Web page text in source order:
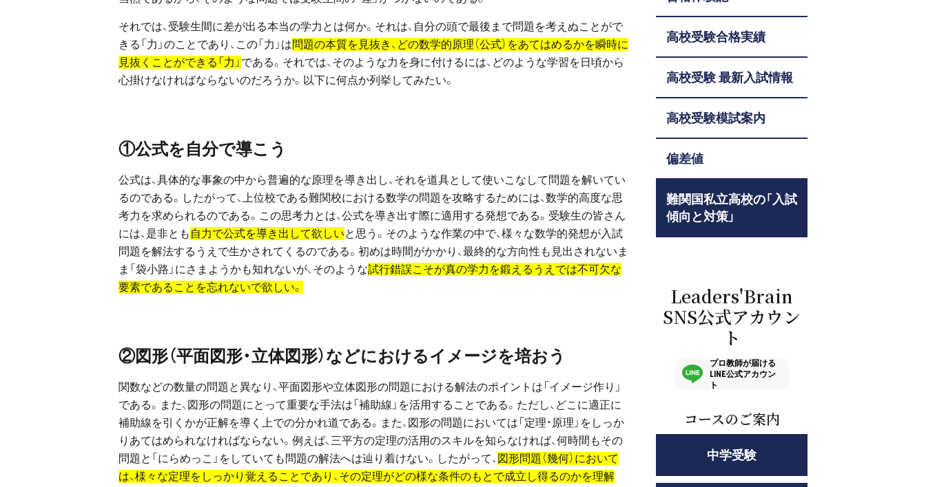
それでは、受験生間に差が出る本当の学力とは何か。それは、自分の頭で最後まで問題を考えぬことがで
きる「力」のことであり、この「力」は問題の本質を見抜き、どの数学的原理（公式）をあてはめるかを瞬時に
見抜くことができる「力」 である。それでは、そのような力を身に付けるには、どのような学習を日頃から
心掛けなければならないのだろうか。以下に何点か列挙してみたい。
①公式を自分で導こう
公式は、具体的な事象の中から普遍的な原理を導き出し、それを道具として使いこなして問題を解いてい
るのである。したがって、上位校である難関校における数学の問題を攻略するためには、数学的高度な思
考力を求められるのである。この思考力とは、公式を導き出す際に適用する発想である。受験生の皆さん
には、是非とも 自力で公式を導き出して欲しいと思う。そのような作業の中で、様々な数学的発想が入試
問題を解法するうえで生かされてくるのである。初めは時間がかかり、最終的な方向性も見出されないま
ま「袋小路」にさまようかも知れないが、そのような試行錯誤こそが真の学力を鍛えるうえでは不可欠な
要素であることを忘れないで欲しい。
②図形（平面図形・立体図形）などにおけるイメージを培おう
関数などの数量の問題と異なり、平面図形や立体図形の問題における解法のポイントは「イメージ作り」
である。また、図形の問題にとって重要な手法は「補助線」を活用することである。ただし、どこに適正に
補助線を引くかが正解を導く上での分かれ道である。また、図形の問題においては「定理・原理」をしっか
りあてはめられなければならない。例えば、三平方の定理の活用のスキルを知らなければ、何時間もその
問題と「にらめっこ」をしていても問題の解法へは辿り着けない。したがって、 図形問題（幾何）において
は、様々な定理をしっかり覚えることであり、その定理がどの様な条件のもとで成立し得るのかを理解
高校受験合格実績
高校受験 最新入試情報
高校受験模試案内
偏差値
難関国私立高校の「入試
傾向と対策」
Leaders'Brain
SNS公式アカウン
ト
プロ教師が届ける
LINE公式アカウン
ト
コースのご案内
中学受験